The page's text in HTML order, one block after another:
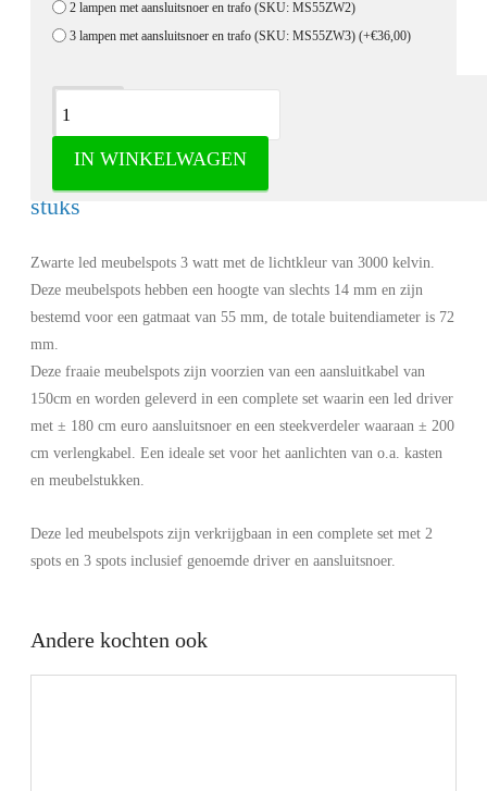
2 lampen met aansluitsnoer en trafo (SKU: MS55ZW2)
3 lampen met aansluitsnoer en trafo (SKU: MS55ZW3) (+€36,00)
IN WINKELWAGEN
Omschrijving
LED Meubelspots zwart in set van 2 of 3
stuks
Zwarte led meubelspots 3 watt met de lichtkleur van 3000 kelvin.
Deze meubelspots hebben een hoogte van slechts 14 mm en zijn
bestemd voor een gatmaat van 55 mm, de totale buitendiameter is 72
mm.
Deze fraaie meubelspots zijn voorzien van een aansluitkabel van
150cm en worden geleverd in een complete set waarin een led driver
met ± 180 cm euro aansluitsnoer en een steekverdeler waaraan ± 200
cm verlengkabel. Een ideale set voor het aanlichten van o.a. kasten
en meubelstukken.
Deze led meubelspots zijn verkrijgbaan in een complete set met 2
spots en 3 spots inclusief genoemde driver en aansluitsnoer.
Andere kochten ook